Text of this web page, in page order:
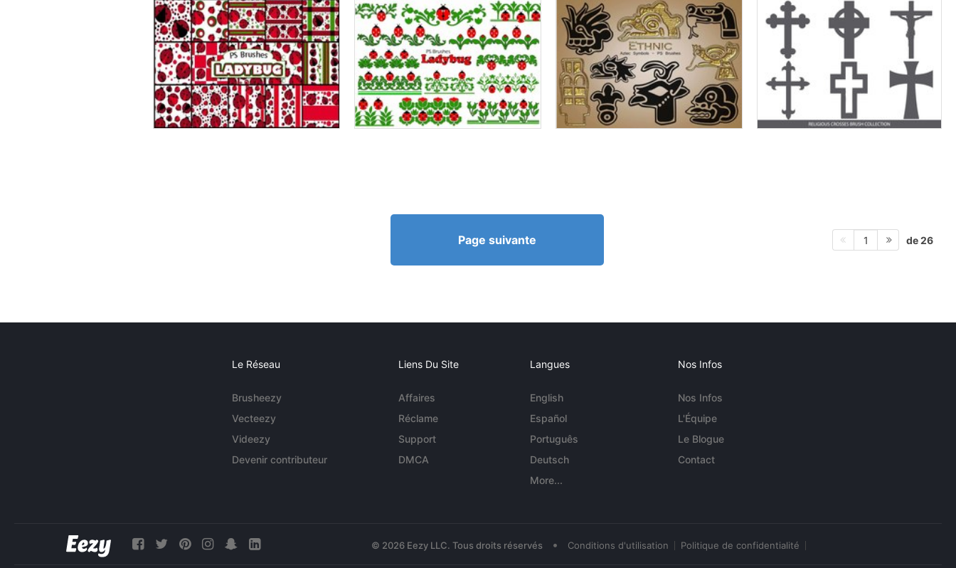
Page suivante 1 de 26
Le Réseau
Brusheezy
Vecteezy
Videezy
Devenir contributeur
Liens Du Site
Affaires
Réclame
Support
DMCA
Langues
English
Español
Português
Deutsch
More...
Nos Infos
Nos Infos
L'Équipe
Le Blogue
Contact
© 2026 Eezy LLC. Tous droits réservés • Conditions d'utilisation Politique de confidentialité